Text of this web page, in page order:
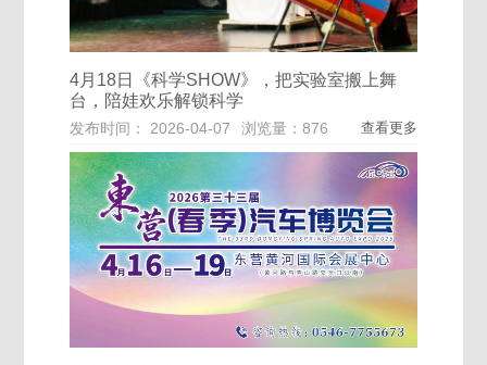
4月18日《科学SHOW》，把实验室搬上舞
台，陪娃欢乐解锁科学
发布时间： 2026-04-07 浏览量：876 查看更多